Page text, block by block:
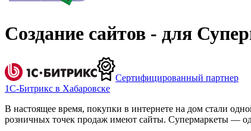
Создание сайтов - для
Сертифицированный партнер
1С-Битрикс в Хабаровске
В настоящее время, покупки в интернете на дом стали
розничных точек продаж имеют сайты. Супермаркеты —